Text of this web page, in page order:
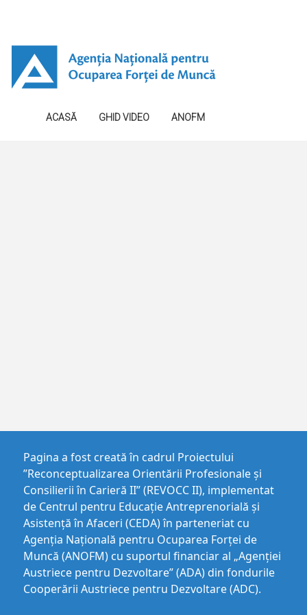
ACASĂ GHID VIDEO ANOFM
Pagina a fost creată în cadrul Proiectului
”Reconceptualizarea Orientării Profesionale și
Consilierii în Carieră II” (REVOCC II), implementat
de Centrul pentru Educaţie Antreprenorială şi
Asistenţă în Afaceri (CEDA) în parteneriat cu
Agenția Națională pentru Ocuparea Forței de
Muncă (ANOFM) cu suportul financiar al „Agenției
Austriece pentru Dezvoltare” (ADA) din fondurile
Cooperării Austriece pentru Dezvoltare (ADC).